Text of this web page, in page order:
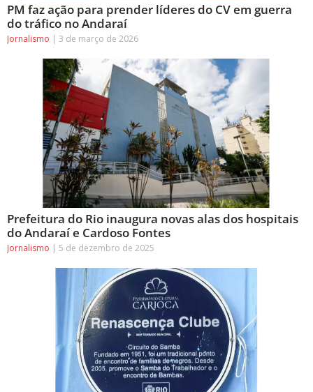
PM faz ação para prender líderes do CV em guerra
do tráfico no Andaraí
Jornalismo 3 de março de 2026
Prefeitura do Rio inaugura novas alas dos hospitais
do Andaraí e Cardoso Fontes
Jornalismo 5 de dezembro de 2025